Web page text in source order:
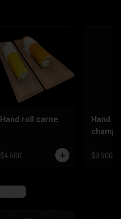
Hand roll carne
$4.500
Hand
$3.500